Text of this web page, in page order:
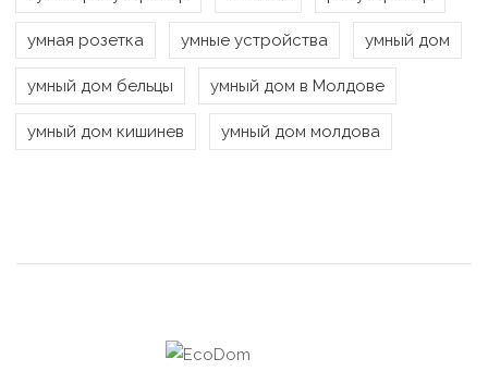
умная розетка умные устройства умный дом
умный дом бельцы умный дом в Молдове
умный дом кишинев умный дом молдова